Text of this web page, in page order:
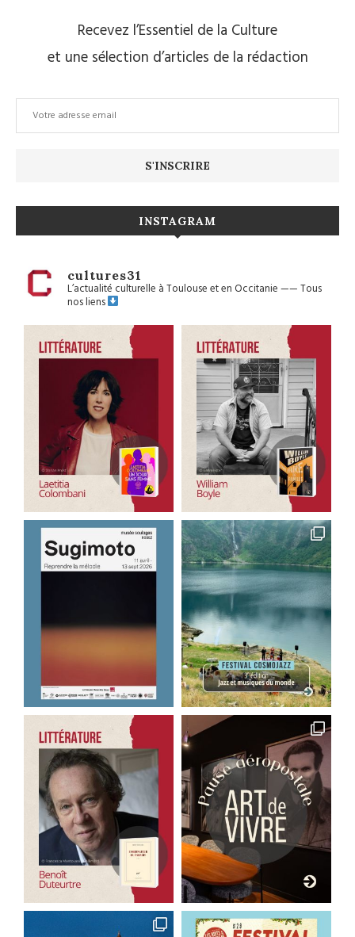
Recevez l’Essentiel de la Culture
et une sélection d’articles de la rédaction
INSTAGRAM
cultures31
L’actualité culturelle à Toulouse et en Occitanie——Tous
nos liens